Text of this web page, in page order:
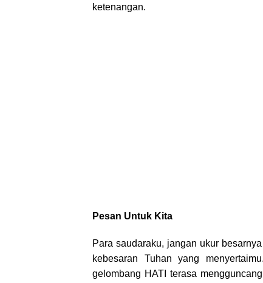
ketenangan.
Pesan Untuk Kita
Para saudaraku, jangan ukur
kebesaran Tuhan yang
gelombang HATI terasa